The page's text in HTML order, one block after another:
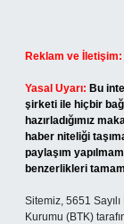
Reklam ve İletişim:
Yasal Uyarı: Bu
şirketi ile hiçbir
hazırladığımız
haber niteliği
paylaşım
benzerlikleri
Sitemiz, 5651
Kurumu (BTK)